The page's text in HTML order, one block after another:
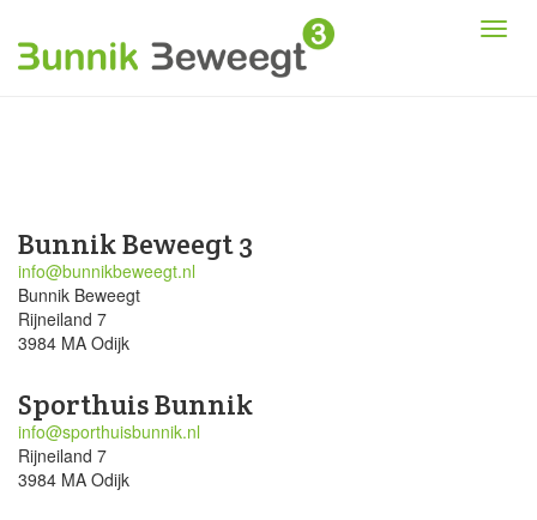
Bunnik Beweegt 3
info@bunnikbeweegt.nl
Bunnik Beweegt
Rijneiland 7
3984 MA Odijk
Sporthuis Bunnik
info@sporthuisbunnik.nl
Rijneiland 7
3984 MA Odijk